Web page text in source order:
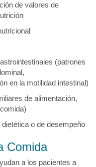
de valores de
(patrones
en la motilidad intestinal)
de alimentación,
o de desempeño
Comida
a los pacientes a